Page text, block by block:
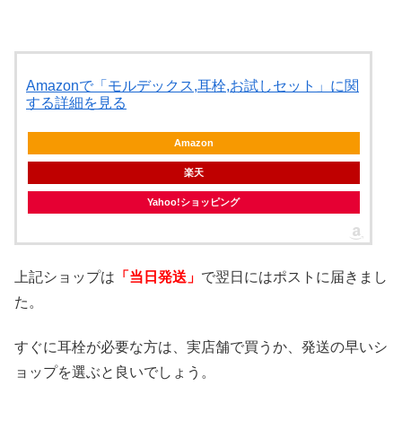
Amazonで「モルデックス,耳栓,お試しセット」に関
する詳細を見る
Amazon
楽天
Yahoo!ショッピング
上記ショップは 「当日発送」 で翌日にはポストに届きまし
た。
すぐに耳栓が必要な方は、実店舗で買うか、発送の早いシ
ョップを選ぶと良いでしょう。